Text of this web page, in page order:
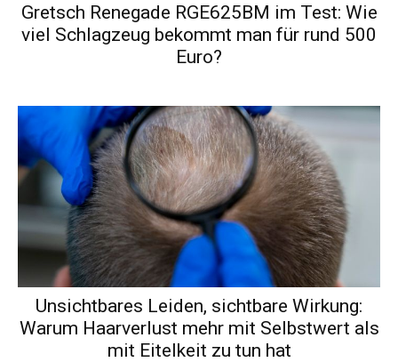
Gretsch Renegade RGE625BM im Test: Wie
viel Schlagzeug bekommt man für rund 500
Euro?
Unsichtbares Leiden, sichtbare Wirkung:
Warum Haarverlust mehr mit Selbstwert als
mit Eitelkeit zu tun hat